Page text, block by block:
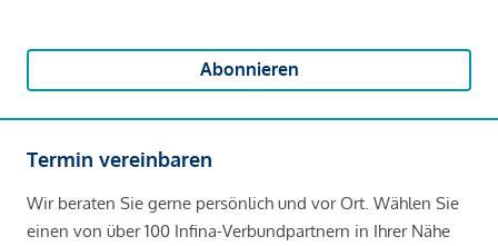
Abonnieren
Termin vereinbaren
Wir beraten Sie gerne persönlich und vor Ort. Wählen Sie
einen von über 100 Infina-Verbundpartnern in Ihrer Nähe